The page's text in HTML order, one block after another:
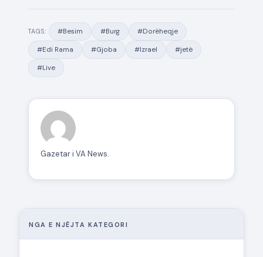
TAGS: #Besim #Burg #Dorëheqje
#Edi Rama #Gjoba #Izrael #jetë
#Live
Gazetar i VA News.
NGA E NJËJTA KATEGORI